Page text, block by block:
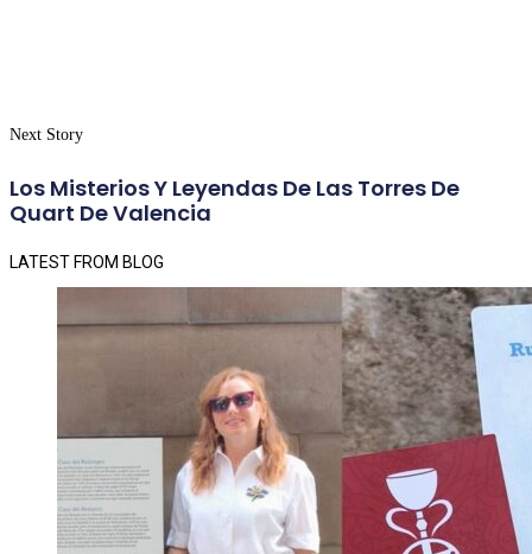
Next Story
Los Misterios Y Leyendas De Las Torres De
Quart De Valencia
LATEST FROM BLOG